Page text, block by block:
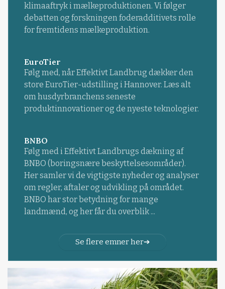
klimaaftryk i mælkeproduktionen. Vi følger
debatten og forskningen foderadditivets rolle
for fremtidens mælkeproduktion.
EuroTier
Følg med, når Effektivt Landbrug dækker den
store EuroTier-udstilling i Hannover. Læs alt
om husdyrbranchens seneste
produktinnovationer og de nyeste teknologier.
BNBO
Følg med i Effektivt Landbrugs dækning af
BNBO (boringsnære beskyttelsesområder).
Her samler vi de vigtigste nyheder og analyser
om regler, aftaler og udvikling på området.
BNBO har stor betydning for mange
landmænd, og her får du overblik ...
Se flere emner her